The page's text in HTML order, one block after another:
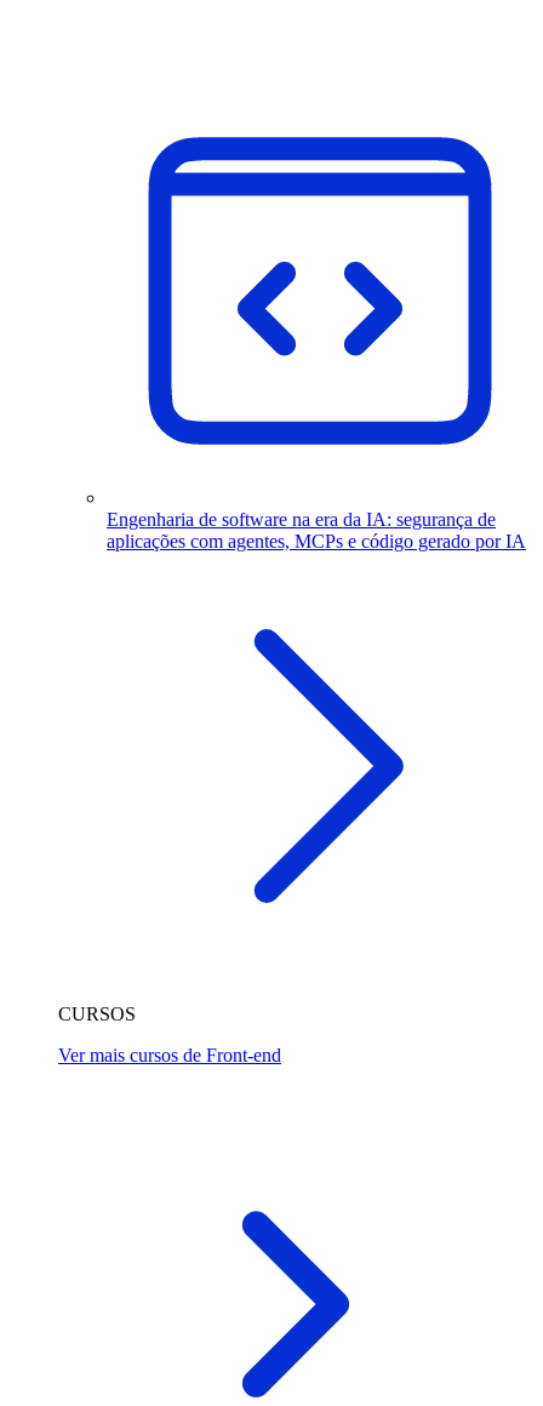
Engenharia de software na era da IA: segurança de
aplicações com agentes, MCPs e código gerado por IA
CURSOS
Ver mais cursos de Front-end